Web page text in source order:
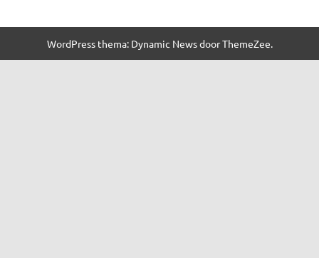
WordPress thema: Dynamic News door ThemeZee.